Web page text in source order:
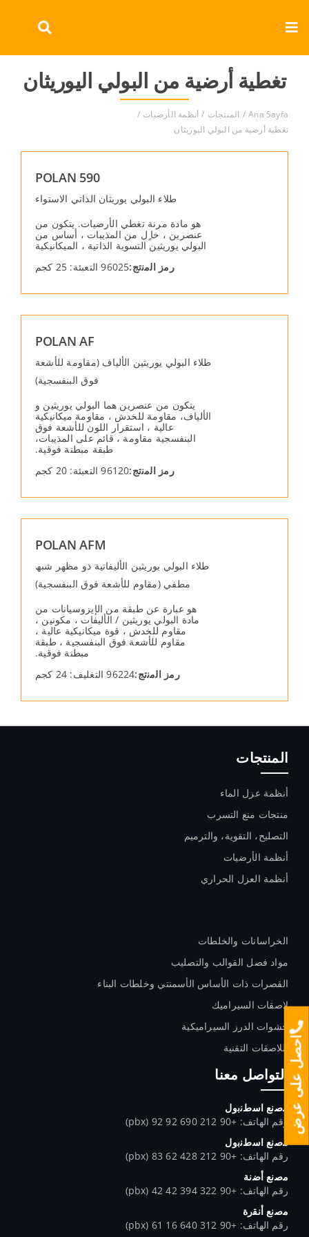
Toggle
Navigation
تغطية أرضية من البولي اليوريثان
Ana Sayfa المنتجات
أنظمة الأرضيات
تغطية أرضية من البولي اليوريثان
POLAN 590
طلاء البولي یوریثان الذاتي الاستواء
ھو مادة مرنة تغطي الأرضیات. یتكون من
عنصرین ، خا ٍل من المذیبات ، أساس من
البولي یوریثین التسویة الذاتیة ، المیكانیكیة
رﻣز اﻟﻣﻧﺗﺞ:96025 التعبئة: 25 كجم
POLAN AF
طلاء البولي يوريثین الألیاف (مقاومة للأشعة
فوق البنفسجیة)
یتكون من عنصرین ھما البولي یوریثین و
الألیاف، مقاومة للخدش ، مقاومة میكانیكیة
عالیة ، استقرار اللون للأشعة فوق
البنفسجیة مقاومة ، قائم على المذیبات،
طبقة مبطنة فوقیة.
رﻣز اﻟﻣﻧﺗﺞ:96120 التعبئة: 20 كجم
POLAN AFM
طلاء البولي یوریثین الألیفاتیة ذو مظھر شبھ
مطفي (مقاوم للأشعة فوق البنفسجیة)
ھو عبارة عن طبقة من الإیزوسیانات من
مادة البولي یوریثین / الألیفات ، مكونین ،
مقاوم للخدش ، قوة میكانیكیة عالیة ،
مقاوم للأشعة فوق البنفسجیة ، طبقة
مبطنة فوقیة.
رﻣز اﻟﻣﻧﺗﺞ:96224 التغلیف: 24 كجم
المنتجات
أنظمة عزل الماء
ﻣﻨﺘﺠﺎت ﻣﻨﻊ اﻟﺘﺴﺮب
التصليح، التقوية، والترميم
أنظمة الأرضيات
أنظمة العزل الحراري
الخراسانات والخلطات
مواد فصل القوالب والتصليب
القصرات ذات الأساس الأسمنتي وخلطات البناء
لاصقات السيراميك
حشوات الدرز السيراميكية
اللاصقات التقنية
التواصل معنا
ﻣﺻﻧﻊ اﺳطﻧﺑول
رقم الهاتف: +90 212 690 92 92 (pbx)
ﻣﺻﻧﻊ اﺳطﻧﺑول
رقم الهاتف: +90 212 428 62 83 (pbx)
ﻣﺻﻧﻊ أﺿﻧﺔ
رقم الهاتف: +90 322 394 42 42 (pbx)
ﻣﺻﻧﻊ أﻧﻘرة
رقم الهاتف: +90 312 640 16 61 (pbx)
احصل على عرض